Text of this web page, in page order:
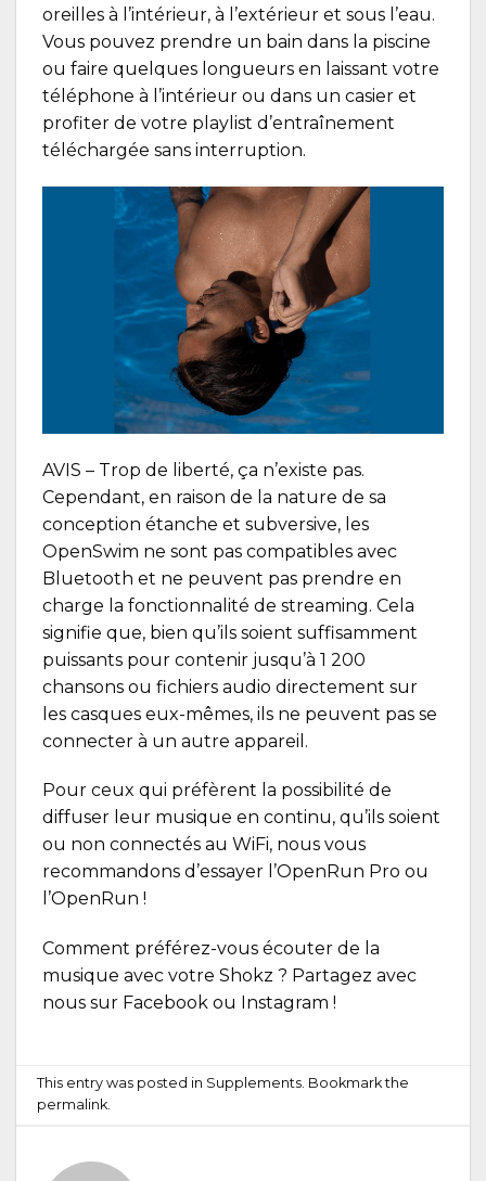
oreilles à l’intérieur, à l’extérieur et sous l’eau.
Vous pouvez prendre un bain dans la piscine
ou faire quelques longueurs en laissant votre
téléphone à l’intérieur ou dans un casier et
profiter de votre playlist d’entraînement
téléchargée sans interruption.
AVIS – Trop de liberté, ça n’existe pas.
Cependant, en raison de la nature de sa
conception étanche et subversive, les
OpenSwim ne sont pas compatibles avec
Bluetooth et ne peuvent pas prendre en
charge la fonctionnalité de streaming. Cela
signifie que, bien qu’ils soient suffisamment
puissants pour contenir jusqu’à 1 200
chansons ou fichiers audio directement sur
les casques eux-mêmes, ils ne peuvent pas se
connecter à un autre appareil.
Pour ceux qui préfèrent la possibilité de
diffuser leur musique en continu, qu’ils soient
ou non connectés au WiFi, nous vous
recommandons d’essayer l’OpenRun Pro ou
l’OpenRun !
Comment préférez-vous écouter de la
musique avec votre Shokz ? Partagez avec
nous sur Facebook ou Instagram !
This entry was posted in Supplements. Bookmark the
permalink.